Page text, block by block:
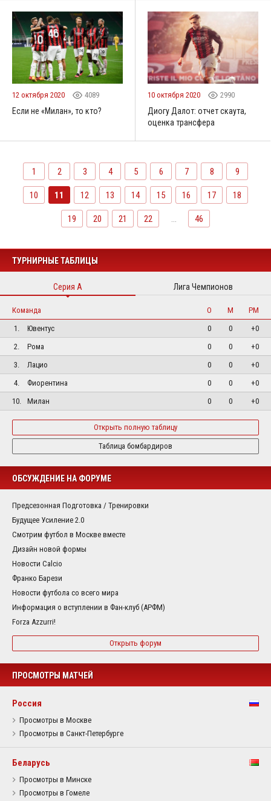
12 октября 2020 4089
Если не «Милан», то кто?
10 октября 2020 2990
Диогу Далот: отчет скаута,
оценка трансфера
1 2 3 4 5 6 7 8 9
10 11 12 13 14 15 16 17 18
19 20 21 22 ... 46
ТУРНИРНЫЕ ТАБЛИЦЫ
Серия А Лига Чемпионов
Команда О М
РМ
1.
Ювентус 0 0
+0
2.
Рома 0 0
+0
3.
Лацио 0 0
+0
4.
Фиорентина 0 0
+0
10.
Милан 0 0 +0
Открыть полную таблицу
Таблица бомбардиров
ОБСУЖДЕНИЕ НА ФОРУМЕ
Предсезонная Подготовка / Тренировки
Будущее Усиление 2.0
Смотрим футбол в Москве вместе
Дизайн новой формы
Новости Calcio
Франко Барези
Новости футбола со всего мира
Информация о вступлении в Фан-клуб (АРФМ)
Forza Azzurri!
Открыть форум
ПРОСМОТРЫ МАТЧЕЙ
Россия
Просмотры в Москве
Просмотры в Санкт-Петербурге
Беларусь
Просмотры в Минске
Просмотры в Гомеле